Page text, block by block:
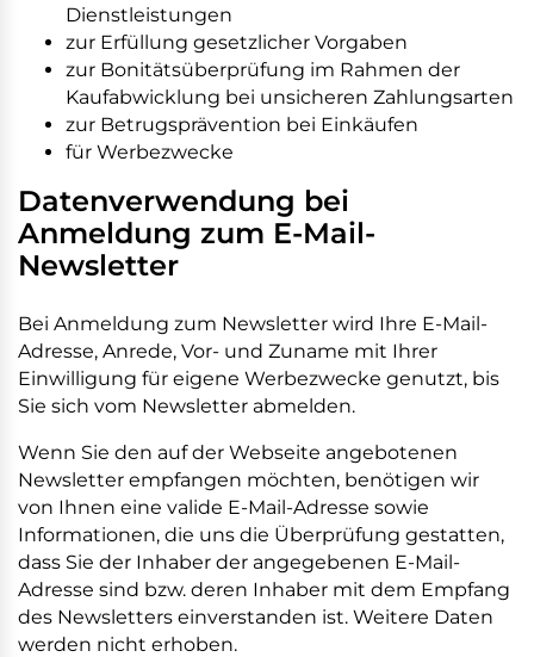
Dienstleistungen
zur Erfüllung gesetzlicher Vorgaben
zur Bonitätsüberprüfung im Rahmen der
Kaufabwicklung bei unsicheren Zahlungsarten
zur Betrugsprävention bei Einkäufen
für Werbezwecke
Datenverwendung bei
Anmeldung zum E-Mail-
Newsletter
Bei Anmeldung zum Newsletter wird Ihre E-Mail-
Adresse, Anrede, Vor- und Zuname mit Ihrer
Einwilligung für eigene Werbezwecke genutzt, bis
Sie sich vom Newsletter abmelden.
Wenn Sie den auf der Webseite angebotenen
Newsletter empfangen möchten, benötigen wir
von Ihnen eine valide E-Mail-Adresse sowie
Informationen, die uns die Überprüfung gestatten,
dass Sie der Inhaber der angegebenen E-Mail-
Adresse sind bzw. deren Inhaber mit dem Empfang
des Newsletters einverstanden ist. Weitere Daten
werden nicht erhoben.